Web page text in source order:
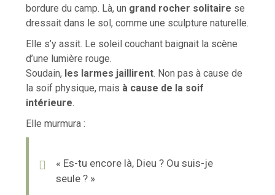
bordure du camp. Là, un grand rocher solitaire se
dressait dans le sol, comme une sculpture naturelle.
Elle s’y assit. Le soleil couchant baignait la scène
d’une lumière rouge.
Soudain, les larmes jaillirent. Non pas à cause de
la soif physique, mais à cause de la soif
intérieure.
Elle murmura :
« Es-tu encore là, Dieu ? Ou suis-je
seule ? »